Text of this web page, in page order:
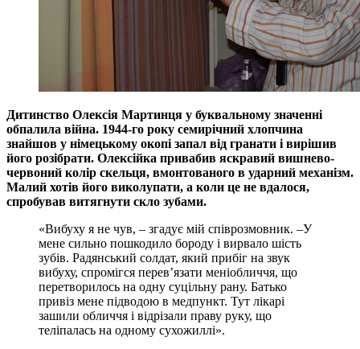
Дитинство Олексія Мартинця у буквальному значенні
обпалила війна. 1944-го року семирічний хлопчина
знайшов у німецькому окопі запал від гранати і вирішив
його розібрати. Олексійка привабив яскравий вишнево-
червоний колір скельця, вмонтованого в ударний механізм.
Малий хотів його виколупати, а коли це не вдалося,
спробував витягнути скло зубами.
«Вибуху я не чув, – згадує мій співрозмовник. –У
мене сильно пошкодило бороду і вирвало шість
зубів. Радянський солдат, який прибіг на звук
вибуху, спромігся перев’язати меніобличчя, що
перетворилось на одну суцільну рану. Батько
привіз мене підводою в медпункт. Тут лікарі
зашили обличчя і відрізали праву руку, що
теліпалась на одному сухожиллі».